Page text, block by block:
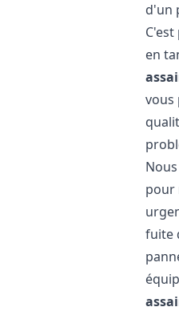
d'un
en
vous
pour
fuite